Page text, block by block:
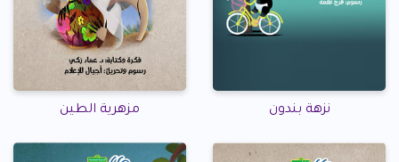
نزهة بندون مزهرية الطين